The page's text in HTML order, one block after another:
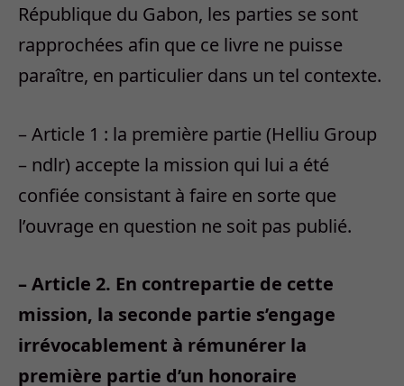
République du Gabon, les parties se sont
rapprochées afin que ce livre ne puisse
paraître, en particulier dans un tel contexte.
– Article 1 : la première partie (Helliu Group
– ndlr) accepte la mission qui lui a été
confiée consistant à faire en sorte que
l’ouvrage en question ne soit pas publié.
– Article 2. En contrepartie de cette
mission, la seconde partie s’engage
irrévocablement à rémunérer la
première partie d’un honoraire